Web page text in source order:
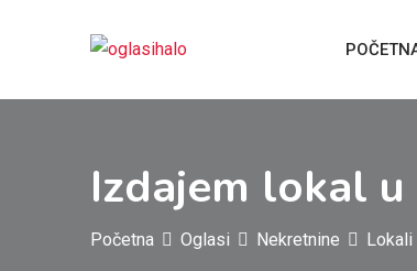
Izdajem lokal
Početna Oglasi Nekretnine Lokali